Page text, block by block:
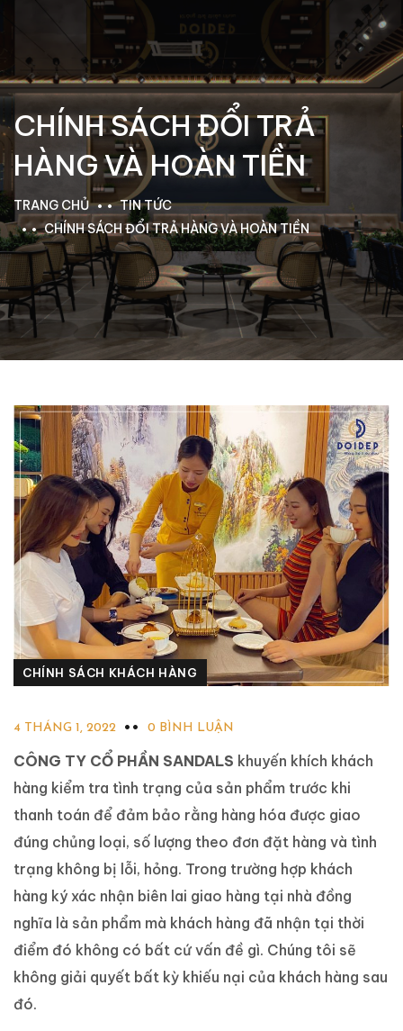
CHÍNH SÁCH ĐỔI TRẢ
HÀNG VÀ HOÀN TIỀN
TRANG CHỦ
TIN TỨC
CHÍNH SÁCH ĐỔI TRẢ HÀNG VÀ HOÀN TIỀN
CHÍNH SÁCH KHÁCH HÀNG
4 THÁNG 1, 2022 0 BÌNH LUẬN
CÔNG TY CỔ PHẦN SANDALS khuyến khích khách
hàng kiểm tra tình trạng của sản phẩm trước khi
thanh toán để đảm bảo rằng hàng hóa được giao
đúng chủng loại, số lượng theo đơn đặt hàng và tình
trạng không bị lỗi, hỏng. Trong trường hợp khách
hàng ký xác nhận biên lai giao hàng tại nhà đồng
nghĩa là sản phẩm mà khách hàng đã nhận tại thời
điểm đó không có bất cứ vấn đề gì. Chúng tôi sẽ
không giải quyết bất kỳ khiếu nại của khách hàng sau
đó.